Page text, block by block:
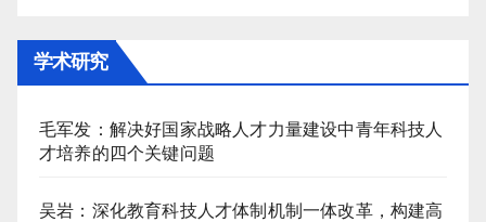
学术研究
毛军发：解决好国家战略人才力量建设中青年科技人
才培养的四个关键问题
吴岩：深化教育科技人才体制机制一体改革，构建高